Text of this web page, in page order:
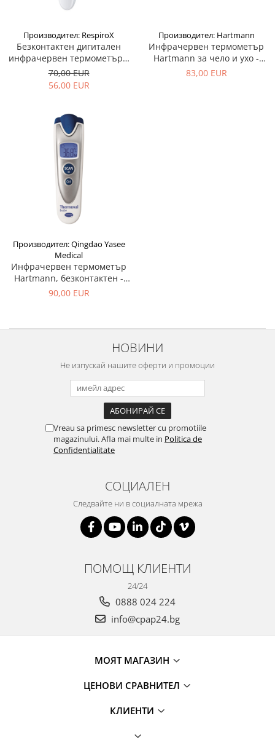
Производител: RespiroX
Безконтактен дигитален
инфрачервен термометър с
памет - LFR30B
70,00 EUR
56,00 EUR
Производител: Hartmann
Инфрачервен термометър
Hartmann за чело и ухо -
Veroval Fever 2в1
83,00 EUR
Производител: Qingdao Yasee
Medical
Инфрачервен термометър
Hartmann, безконтактен -
Thermoval Baby
90,00 EUR
НОВИНИ
Не изпускай нашите оферти и промоции
Vreau sa primesc newsletter cu promotiile
magazinului. Afla mai multe in Politica de
Confidentialitate
СОЦИАЛЕН
Следвайте ни в социалната мрежа
ПОМОЩ КЛИЕНТИ
24/24
0888 024 224
info@cpap24.bg
МОЯТ МАГАЗИН
ЦЕНОВИ СРАВНИТЕЛ
КЛИЕНТИ